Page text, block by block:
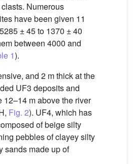
Numerous
have been given 11
± 45 to 1370 ± 40
between 4000 and
1).
and 2 m thick at the
UF3 deposits and
12–14 m above the river
Fig. 2). UF4, which has
of beige silty
pebbles of clayey silty
sands made up of